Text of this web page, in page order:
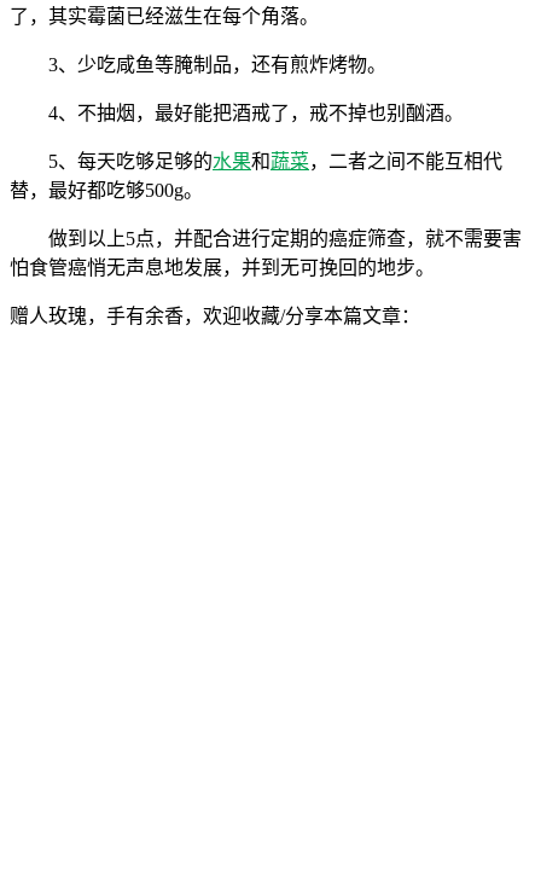
了，其实霉菌已经滋生在每个角落。
3、少吃咸鱼等腌制品，还有煎炸烤物。
4、不抽烟，最好能把酒戒了，戒不掉也别酗酒。
5、每天吃够足够的水果和蔬菜，二者之间不能互相代
替，最好都吃够500g。
做到以上5点，并配合进行定期的癌症筛查，就不需要害
怕食管癌悄无声息地发展，并到无可挽回的地步。
赠人玫瑰，手有余香，欢迎收藏/分享本篇文章：